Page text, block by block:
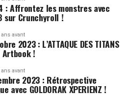
: Affrontez les monstres avec
sur Crunchyroll !
ans avant
2023 : L’ATTAQUE DES TITANS
Artbook !
ans avant
2023 : Rétrospective
avec GOLDORAK XPERIENZ !